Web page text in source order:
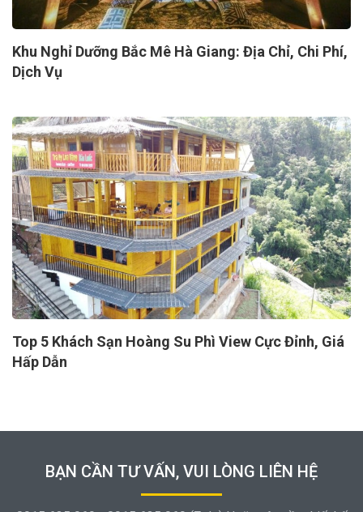
Khu Nghỉ Dưỡng Bắc Mê Hà Giang: Địa Chỉ, Chi Phí,
Dịch Vụ
Top 5 Khách Sạn Hoàng Su Phì View Cực Đỉnh, Giá
Hấp Dẫn
BẠN CẦN TƯ VẤN, VUI LÒNG LIÊN HỆ